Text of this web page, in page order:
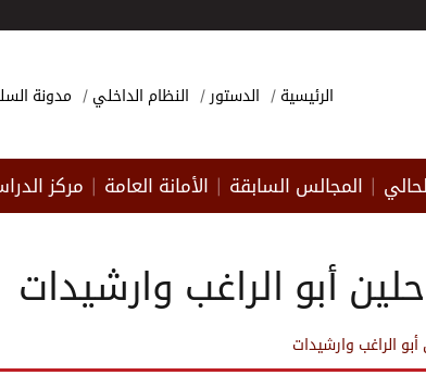
الرئيسية الدستور النظام الداخلي مدونة
المجالس السابقة الأمانة العامة مركز
أبو الراغب وارشيدات
الراغب وارشيدات